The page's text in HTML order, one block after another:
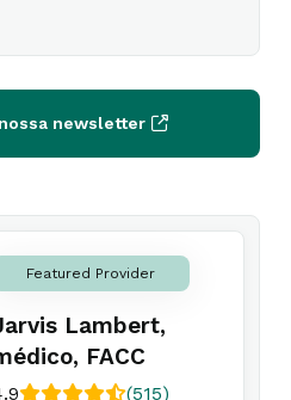
newsletter
Featured Provider
Lambert,
FACC
(515)